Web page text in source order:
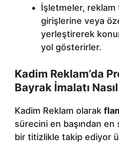
İşletmeler, reklam
girişlerine veya
yerleştirerek
yol gösterirler.
Kadim Reklam’da
Bayrak İmalatı
Kadim Reklam olarak
sürecini en başından
bir titizlikle takip ediyor